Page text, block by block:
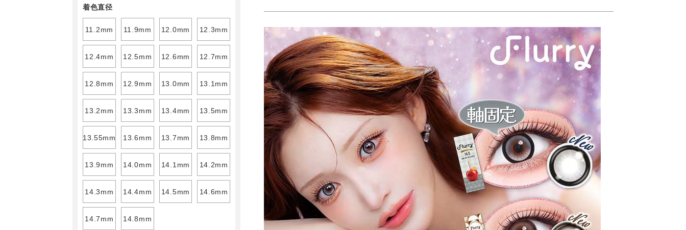
着色直径
11.2mm 11.9mm 12.0mm 12.3mm
12.4mm 12.5mm 12.6mm 12.7mm
12.8mm 12.9mm 13.0mm 13.1mm
13.2mm 13.3mm 13.4mm 13.5mm
13.55mm 13.6mm 13.7mm 13.8mm
13.9mm 14.0mm 14.1mm 14.2mm
14.3mm 14.4mm 14.5mm 14.6mm
14.7mm 14.8mm